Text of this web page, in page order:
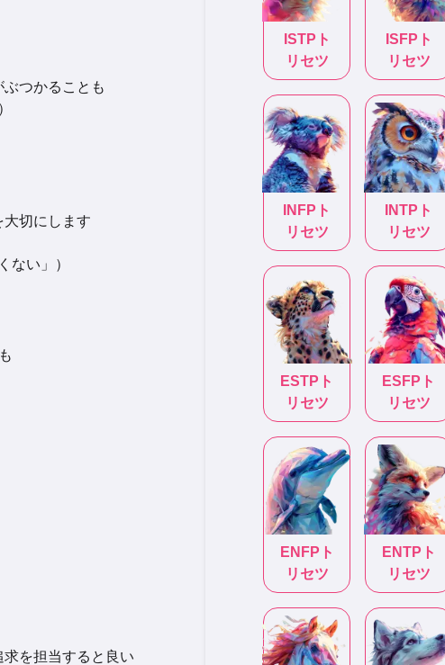
つかることも
大切にします
ない」）
を担当すると良い
ISTP ト
リセツ
ISFP ト
リセツ
INFP ト
リセツ
INTP ト
リセツ
ESTP ト
リセツ
ESFP ト
リセツ
ENFP ト
リセツ
ENTP ト
リセツ